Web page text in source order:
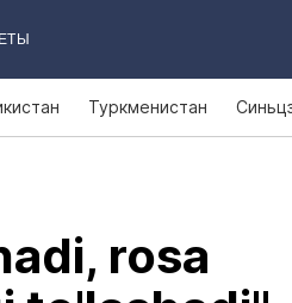
Туркменистан
rosa